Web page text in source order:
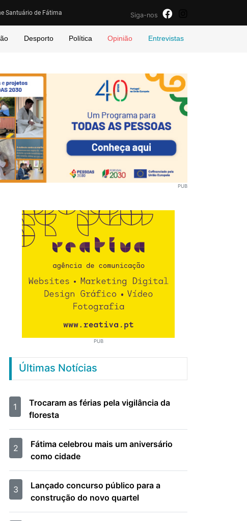
Santuário de Fátima Siga-nos
Desporto Política Opinião Entrevistas
PUB
PUB
Últimas Notícias
1
Trocaram as férias pela vigilância da
floresta
2
Fátima celebrou mais um aniversário
como cidade
3
Lançado concurso público para a
construção do novo quartel